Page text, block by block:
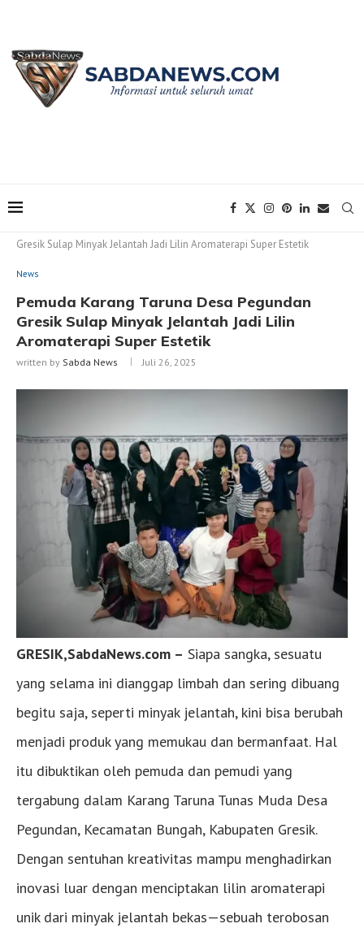
Gresik Sulap Minyak Jelantah Jadi Lilin Aromaterapi Super Estetik
News
Pemuda Karang Taruna Desa Pegundan
Gresik Sulap Minyak Jelantah Jadi Lilin
Aromaterapi Super Estetik
written by Sabda News Juli 26, 2025
GRESIK,SabdaNews.com – Siapa sangka, sesuatu
yang selama ini dianggap limbah dan sering dibuang
begitu saja, seperti minyak jelantah, kini bisa berubah
menjadi produk yang memukau dan bermanfaat. Hal
itu dibuktikan oleh pemuda dan pemudi yang
tergabung dalam Karang Taruna Tunas Muda Desa
Pegundan, Kecamatan Bungah, Kabupaten Gresik.
Dengan sentuhan kreativitas mampu menghadirkan
inovasi luar dengan menciptakan lilin aromaterapi
unik dari minyak jelantah bekas—sebuah terobosan